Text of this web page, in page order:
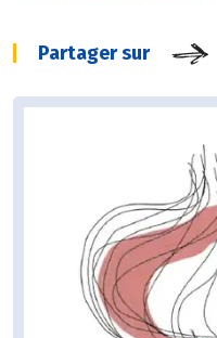
Partager sur